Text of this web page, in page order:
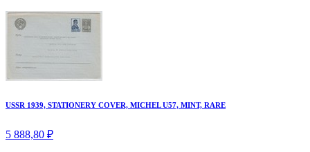
USSR 1939, STATIONERY COVER, MICHEL U57, MINT, RARE
5 888,80 ₽